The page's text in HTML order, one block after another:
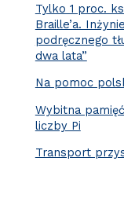
Tylko 1 proc.
Braille’a.
podręcznego
dwa lata”
Na pomoc
Wybitna
liczby Pi
Transport